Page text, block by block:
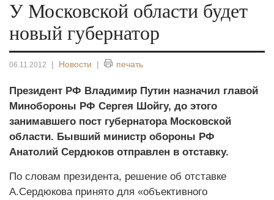
У Московской области будет
новый губернатор
06.11.2012 | Новости | печать
Президент РФ Владимир Путин назначил главой
Минобороны РФ Сергея Шойгу, до этого
занимавшего пост губернатора Московской
области. Бывший министр обороны РФ
Анатолий Сердюков отправлен в отставку.
По словам президента, решение об отставке
А.Сердюкова принято для «объективного